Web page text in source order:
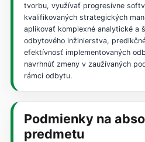
tvorbu, využívať progresívne
kvalifikovaných strategických
aplikovať komplexné analytické a
odbytového inžinierstva,
efektívnosť implementovaných
navrhnúť zmeny v zaužívaných
rámci odbytu.
Podmienky na
predmetu